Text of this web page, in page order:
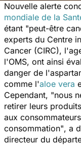
Nouvelle alerte
mondiale de la
étant "peut-être
experts du Centre
Cancer (CIRC),
l'OMS, ont ainsi
danger de
comme l'aloe vera
Cependant, "nous
retirer leurs
aux
consommation", a
directeur du